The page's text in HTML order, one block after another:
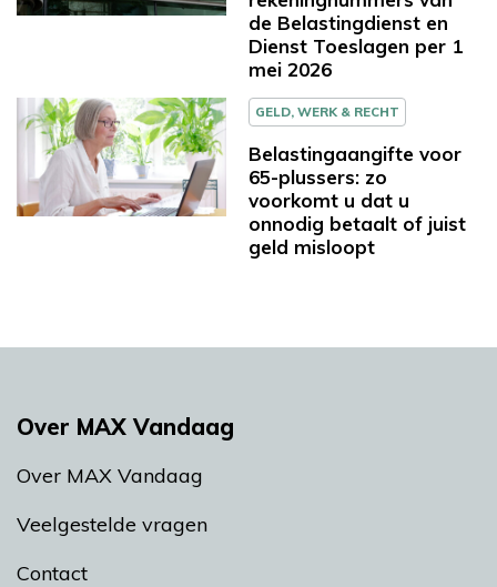
de Belastingdienst en
Dienst Toeslagen per 1
mei 2026
GELD, WERK & RECHT
Belastingaangifte voor
65-plussers: zo
voorkomt u dat u
onnodig betaalt of juist
geld misloopt
Over MAX Vandaag
Over MAX Vandaag
Veelgestelde vragen
Contact